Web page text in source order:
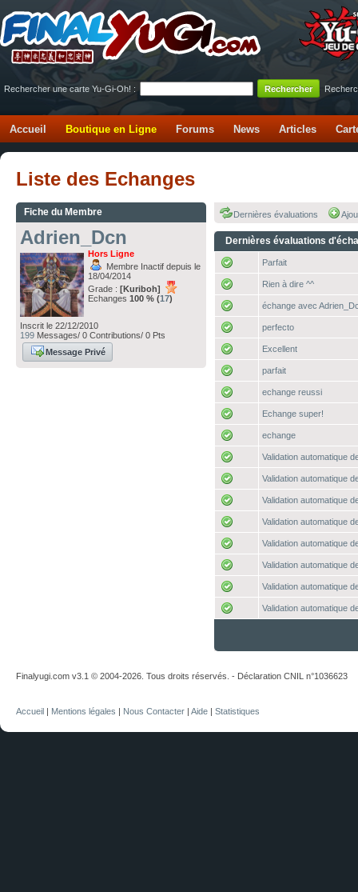
Rechercher une carte Yu-Gi-Oh! :
Accueil Boutique en Ligne Forums News Articles
Liste des Echanges
Fiche du Membre
Adrien_Dcn
Hors Ligne
Membre Inactif depuis le
18/04/2014
Grade : [Kuriboh]
Echanges 100 % (17)
Inscrit le 22/12/2010
199 Messages/ 0 Contributions/ 0 Pts
Message Privé
Dernières évaluations
Dernières évaluations
Parfait
Rien à dire ^^
échange avec
perfecto
Excellent
parfait
echange reussi
Echange super!
echange
Validation automatique
Validation automatique
Validation automatique
Validation automatique
Validation automatique
Validation automatique
Validation automatique
Validation automatique
Finalyugi.com v3.1 © 2004-2026. Tous droits réservés. - Déclaration CNIL n°1036623
Accueil | Mentions légales | Nous Contacter | Aide | Statistiques